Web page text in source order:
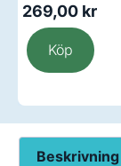
269,00 kr
Köp
Beskrivning